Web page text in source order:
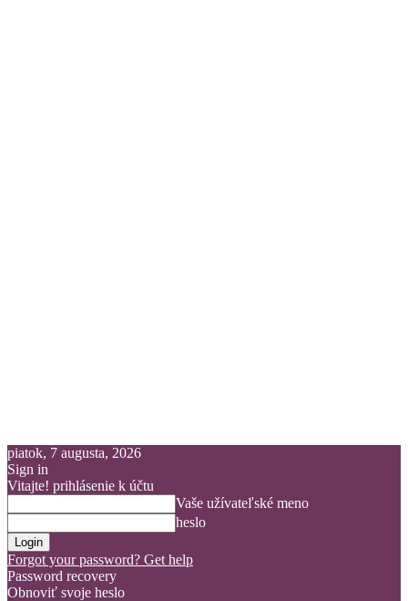
piatok, 7 augusta, 2026
Sign in
Vitajte! prihlásenie k účtu
Vaše užívateľské meno
heslo
Forgot your password? Get help
Password recovery
Obnoviť svoje heslo